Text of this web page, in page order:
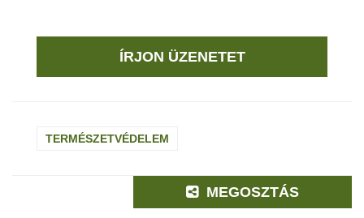
ÍRJON ÜZENETET
TERMÉSZETVÉDELEM
MEGOSZTÁS